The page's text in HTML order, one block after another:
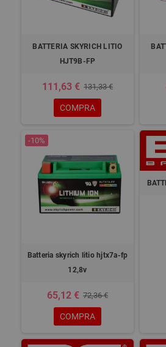
BATTERIA SKYRICH LITIO
HJT9B-FP
111,63 € 131,33 €
COMPRA
-10%
Batteria skyrich litio hjtx7a-fp
12,8v
65,12 € 72,36 €
COMPRA